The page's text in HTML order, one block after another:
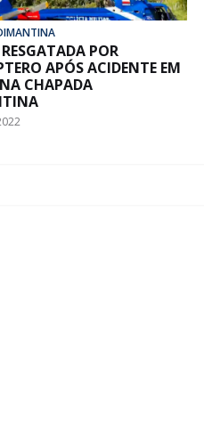
POR
APÓS ACIDENTE EM
CHAPADA